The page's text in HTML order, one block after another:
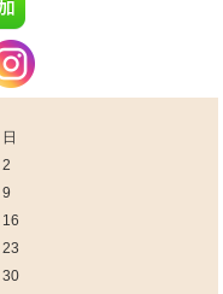
日
2
9
16
23
30